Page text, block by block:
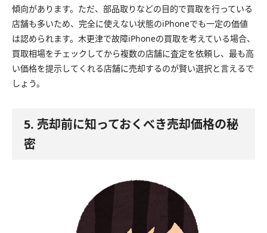
傾向があります。ただ、部品取りなどの目的で買取を行っている
店舗も多いため、完全に使えない状態のiPhoneでも一定の価値
は認められます。木更津で故障iPhoneの買取を考えている場合、
買取相場をチェックしてから複数の店舗に査定を依頼し、最も高
い価格を提示してくれる店舗に売却するのが賢い選択と言えるで
しょう。
5. 売却前に知っておくべき売却価格の秘
密